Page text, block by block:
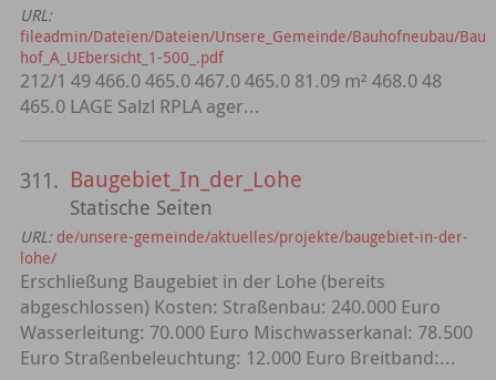
URL:
fileadmin/Dateien/Dateien/Unsere_Gemeinde/Bauhofneubau/Bau
hof_A_UEbersicht_1-500_.pdf
212/1 49 466.0 465.0 467.0 465.0 81.09 m² 468.0 48
465.0 LAGE Salzl RPLA ager...
311. Baugebiet_In_der_Lohe
Statische Seiten
URL: de/unsere-gemeinde/aktuelles/projekte/baugebiet-in-der-
lohe/
Erschließung Baugebiet in der Lohe (bereits
abgeschlossen) Kosten: Straßenbau: 240.000 Euro
Wasserleitung: 70.000 Euro Mischwasserkanal: 78.500
Euro Straßenbeleuchtung: 12.000 Euro Breitband:...